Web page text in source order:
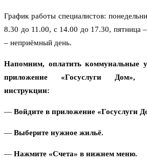
График работы специалистов:
8.30 до 11.00, с 14.00 до 17.30, пятница
– неприёмный день.
Напомним, оплатить коммунальные
приложение «Госуслуги Дом»,
инструкции:
— Войдите в приложение «Госуслуги
— Выберите нужное жильё.
— Нажмите «Счета» в нижнем меню.